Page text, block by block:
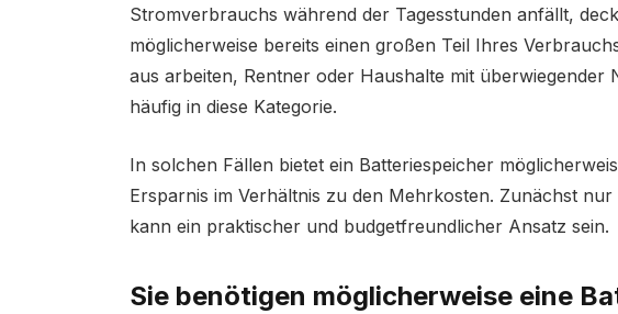
Stromverbrauchs während der Tagesstunden anfällt,
möglicherweise bereits einen großen Teil Ihres
aus arbeiten, Rentner oder Haushalte mit überwiegender
häufig in diese Kategorie.
In solchen Fällen bietet ein Batteriespeicher
Ersparnis im Verhältnis zu den Mehrkosten. Zunächst
kann ein praktischer und budgetfreundlicher Ansatz sein.
Sie benötigen möglicherweise eine